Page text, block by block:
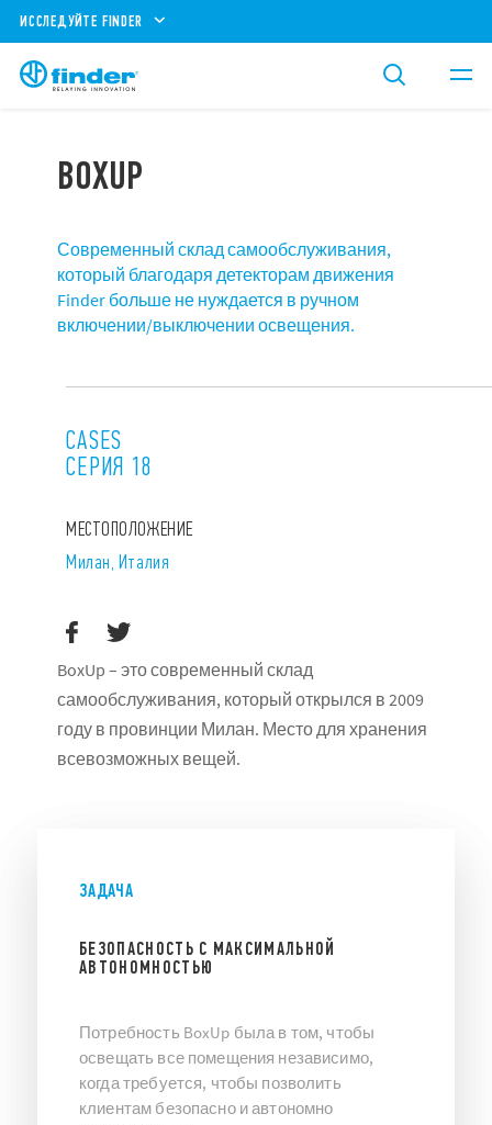
ИССЛЕДУЙТЕ FINDER
BOXUP
Современный склад самообслуживания,
который благодаря детекторам движения
Finder больше не нуждается в ручном
включении/выключении освещения.
CASES
СЕРИЯ 18
МЕСТОПОЛОЖЕНИЕ
Милан, Италия
BoxUp – это современный склад
самообслуживания, который открылся в 2009
году в провинции Милан. Место для хранения
всевозможных вещей.
ЗАДАЧА
БЕЗОПАСНОСТЬ С МАКСИМАЛЬНОЙ
АВТОНОМНОСТЬЮ
Потребность BoxUp была в том, чтобы
освещать все помещения независимо,
когда требуется, чтобы позволить
клиентам безопасно и автономно